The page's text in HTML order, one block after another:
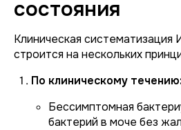
состояния
Клиническая
строится на нескольких
По клиническому течению:
Бессимптомная
бактерий в моче без